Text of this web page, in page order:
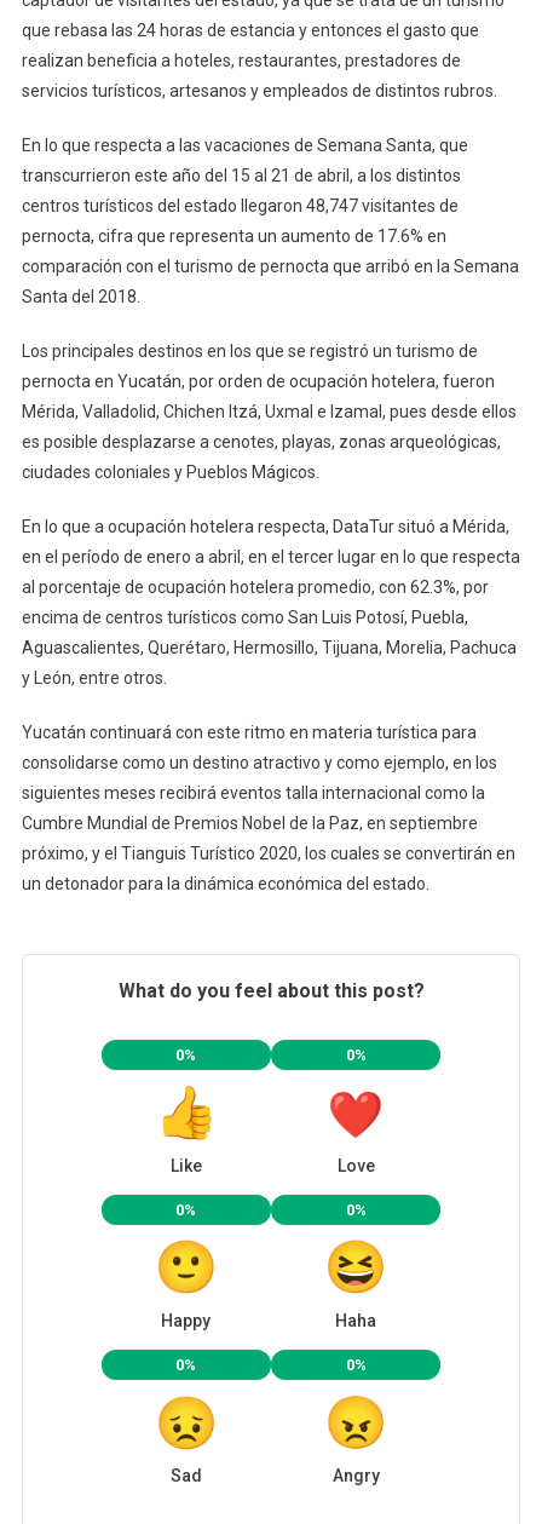
que rebasa las 24 horas de estancia y entonces el gasto que
realizan beneficia a hoteles, restaurantes, prestadores de
servicios turísticos, artesanos y empleados de distintos rubros.
En lo que respecta a las vacaciones de Semana Santa, que
transcurrieron este año del 15 al 21 de abril, a los distintos
centros turísticos del estado llegaron 48,747 visitantes de
pernocta, cifra que representa un aumento de 17.6% en
comparación con el turismo de pernocta que arribó en la Semana
Santa del 2018.
Los principales destinos en los que se registró un turismo de
pernocta en Yucatán, por orden de ocupación hotelera, fueron
Mérida, Valladolid, Chichen Itzá, Uxmal e Izamal, pues desde ellos
es posible desplazarse a cenotes, playas, zonas arqueológicas,
ciudades coloniales y Pueblos Mágicos.
En lo que a ocupación hotelera respecta, DataTur situó a Mérida,
en el período de enero a abril, en el tercer lugar en lo que respecta
al porcentaje de ocupación hotelera promedio, con 62.3%, por
encima de centros turísticos como San Luis Potosí, Puebla,
Aguascalientes, Querétaro, Hermosillo, Tijuana, Morelia, Pachuca
y León, entre otros.
Yucatán continuará con este ritmo en materia turística para
consolidarse como un destino atractivo y como ejemplo, en los
siguientes meses recibirá eventos talla internacional como la
Cumbre Mundial de Premios Nobel de la Paz, en septiembre
próximo, y el Tianguis Turístico 2020, los cuales se convertirán en
un detonador para la dinámica económica del estado.
What do you feel about this post?
0%
Like
0%
Love
0%
Happy
0%
Haha
0%
Sad
0%
Angry